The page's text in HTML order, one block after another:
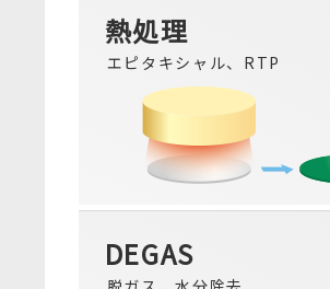
熱処理
エピタキシャル、RTP
DEGAS